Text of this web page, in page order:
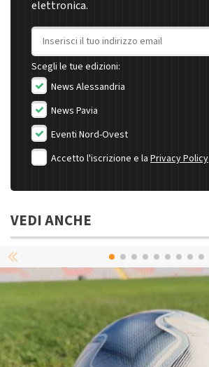
elettronica.
Indirizzo email
Scegli le tue edizioni:
News Alessandria
News Pavia
Eventi Nord-Ovest
Accetto l'iscrizione e la Privacy Policy
VEDI ANCHE